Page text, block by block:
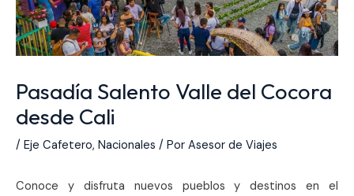
Pasadía Salento Valle del Cocora
desde Cali
/ Eje Cafetero, Nacionales / Por Asesor de Viajes
Conoce y disfruta nuevos pueblos y destinos en el